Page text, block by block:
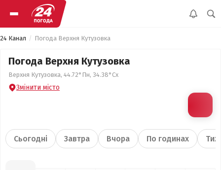
24 Канал Погода Верхня Кутузовка
Погода Верхня Кутузовка
Верхня Кутузовка, 44.72°Пн, 34.38°Сх
Змінити місто
Сьогодні Завтра Вчора По годинах